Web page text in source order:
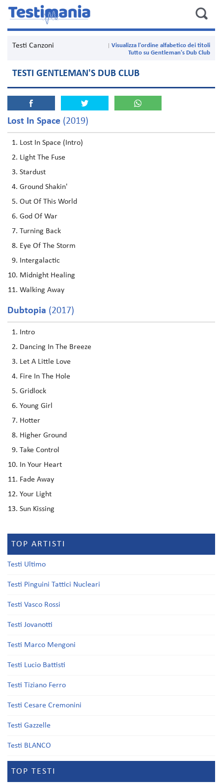
Testi Canzoni
Visualizza l'ordine alfabetico dei titoli
Tutto su Gentleman's Dub Club
TESTI GENTLEMAN'S DUB CLUB
Lost In Space (2019)
Lost In Space (Intro)
Light The Fuse
Stardust
Ground Shakin'
Out Of This World
God Of War
Turning Back
Eye Of The Storm
Intergalactic
Midnight Healing
Walking Away
Dubtopia (2017)
Intro
Dancing In The Breeze
Let A Little Love
Fire In The Hole
Gridlock
Young Girl
Hotter
Higher Ground
Take Control
In Your Heart
Fade Away
Your Light
Sun Kissing
TOP ARTISTI
Testi Ultimo
Testi Pinguini Tattici Nucleari
Testi Vasco Rossi
Testi Jovanotti
Testi Marco Mengoni
Testi Lucio Battisti
Testi Tiziano Ferro
Testi Cesare Cremonini
Testi Gazzelle
Testi BLANCO
TOP TESTI